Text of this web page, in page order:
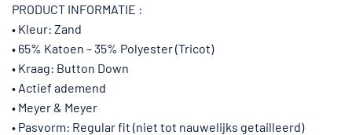
PRODUCT INFORMATIE :
• Kleur: Zand
• 65% Katoen – 35% Polyester (Tricot)
• Kraag: Button Down
• Actief ademend
• Meyer & Meyer
• Pasvorm: Regular fit (niet tot nauwelijks getailleerd)